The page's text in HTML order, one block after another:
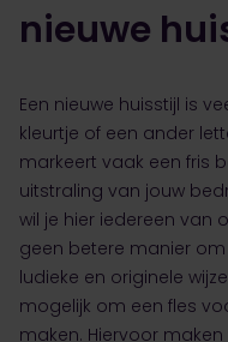
nieuwe
Een nieuwe huisstijl is
kleurtje of een ander
markeert vaak een fris
uitstraling van jouw
wil je hier iedereen van
geen betere manier
ludieke en originele
mogelijk om een fles
maken. Hiervoor